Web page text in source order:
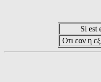
Si est
Οτι εαν η